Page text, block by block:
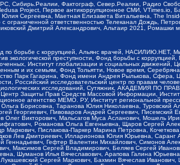
Сибирь.Реалии, Фактограф, Север.Реалии, Радио
Project, Первое антикоррупционное СМИ,
Сергеевна, Маетная Елизавета Витальевна, The
ответственностью Телеканал Дождь,
Дмитрий Александрович, Альтаир 2021, Ромашки
по борьбе с коррупцией, Альянс врачей,
преступности, Фонд борьбы с
Институт глобализации и социальных
и их семьям, Фонд Тольятти, Новое время,
Парк Гагарина, Фонд имени Андрея Рылькова,
исследовательский центр по правам
исследований, Сутяжник, АКАДЕМИЯ ПО
Защиты Прав Средств Массовой Информации,
агентство МЕМО. РУ, Институт региональной
Борисовна, Таранова Юлия Николаевна, Туровский
Георгиевич, Пивоваров Андрей Сергеевич, Писемский
Викторович, Мальсагов Муса Асланович, Мошель
Романова Ольга Евгеньевна, Щаров Сергей
Пислакова-Паркер Марина Петровна,
Лев Дмитриевич, Илларионова Юлия Юрьевна,
Гефтер Валентин Михайлович, Симонов
Максимов Сергей Владимирович, Беляев Сергей
Шуманов Илья Вячеславович, Арапова Галина
Сергей Маркович, Бахмин Вячеслав